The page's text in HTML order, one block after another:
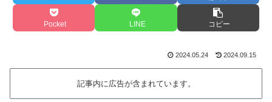
Pocket LINE コピー
2024.05.24 2024.09.15
記事内に広告が含まれています。